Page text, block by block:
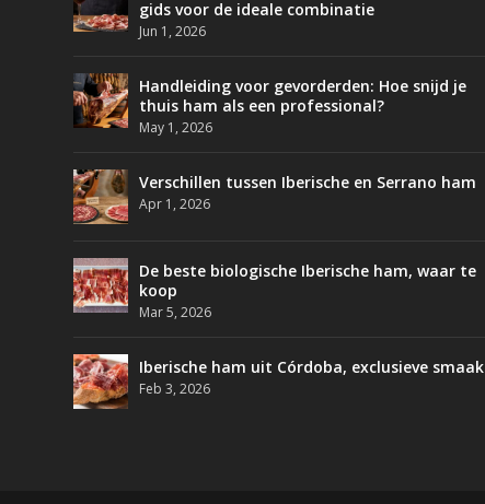
gids voor de ideale combinatie
Jun 1, 2026
Handleiding voor gevorderden: Hoe snijd je
thuis ham als een professional?
May 1, 2026
Verschillen tussen Iberische en Serrano ham
Apr 1, 2026
De beste biologische Iberische ham, waar te
koop
Mar 5, 2026
Iberische ham uit Córdoba, exclusieve smaak
Feb 3, 2026